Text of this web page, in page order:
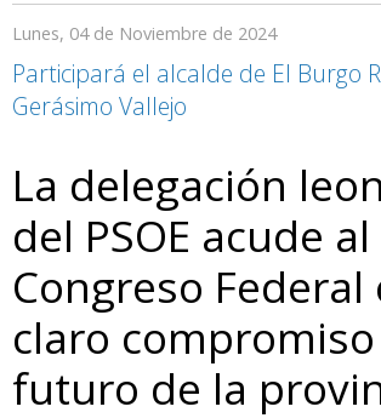
Lunes, 04 de Noviembre de 2024
Participará el alcalde de El Burgo
Gerásimo Vallejo
La delegación
del PSOE acude al
Congreso Federal
claro
futuro de la